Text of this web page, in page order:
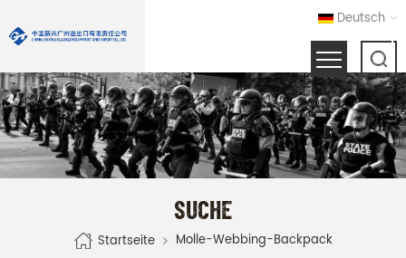
Deutsch
SUCHE
Startseite Molle-Webbing-Backpack